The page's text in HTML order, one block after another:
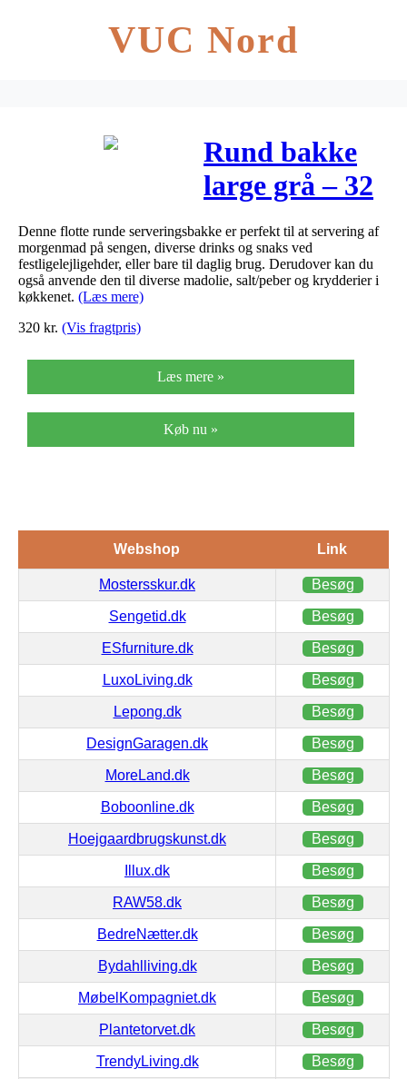
VUC Nord
Rund bakke
large grå – 32
cm
Denne flotte runde serveringsbakke er perfekt til at servering af
morgenmad på sengen, diverse drinks og snaks ved
festligelejligehder, eller bare til daglig brug. Derudover kan du
også anvende den til diverse madolie, salt/peber og krydderier i
køkkenet. (Læs mere)
320 kr. (Vis fragtpris)
Læs mere »
Køb nu »
Webshop Link
Mostersskur.dk Besøg
Sengetid.dk Besøg
ESfurniture.dk Besøg
LuxoLiving.dk Besøg
Lepong.dk Besøg
DesignGaragen.dk Besøg
MoreLand.dk Besøg
Boboonline.dk Besøg
Hoejgaardbrugskunst.dk Besøg
Illux.dk Besøg
RAW58.dk Besøg
BedreNætter.dk Besøg
Bydahlliving.dk Besøg
MøbelKompagniet.dk Besøg
Plantetorvet.dk Besøg
TrendyLiving.dk Besøg